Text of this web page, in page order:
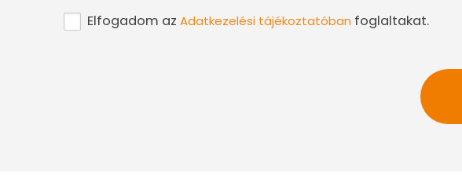
Elfogadom az Adatkezelési tájékoztatóban foglaltakat.